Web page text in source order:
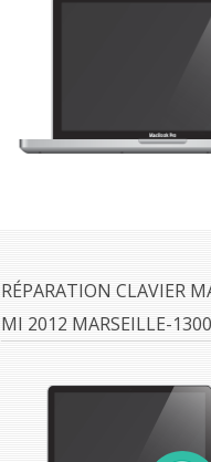
RÉPARATION CLAVIER
MI 2012 MARSEILLE-